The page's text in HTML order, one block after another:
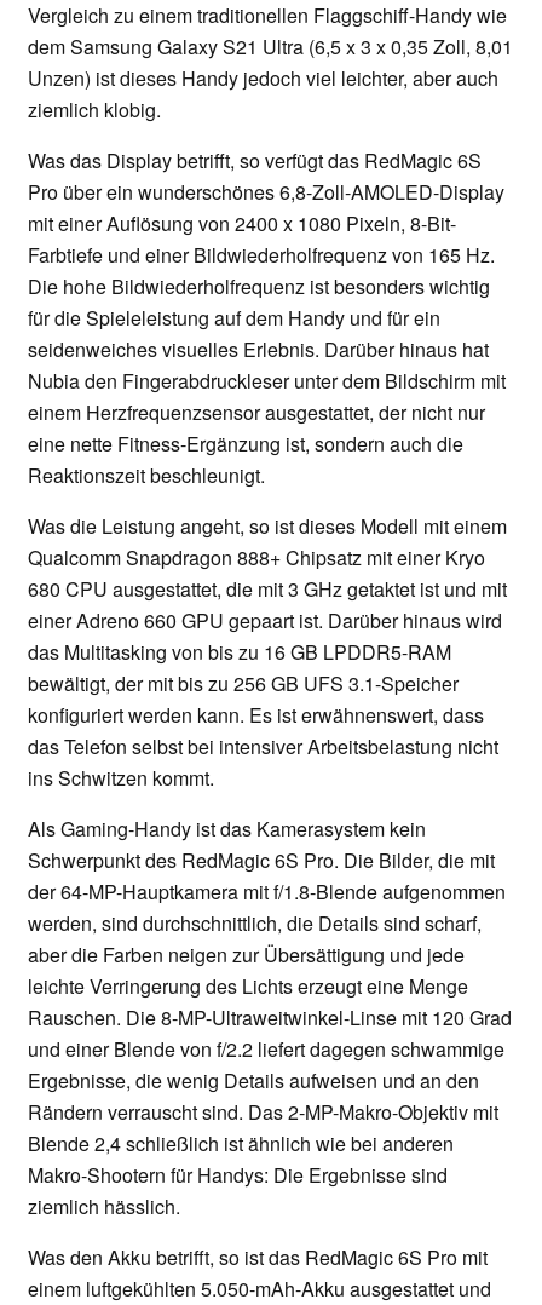
Vergleich zu einem traditionellen Flaggschiff-Handy wie
dem Samsung Galaxy S21 Ultra (6,5 x 3 x 0,35 Zoll, 8,01
Unzen) ist dieses Handy jedoch viel leichter, aber auch
ziemlich klobig.
Was das Display betrifft, so verfügt das RedMagic 6S
Pro über ein wunderschönes 6,8-Zoll-AMOLED-Display
mit einer Auflösung von 2400 x 1080 Pixeln, 8-Bit-
Farbtiefe und einer Bildwiederholfrequenz von 165 Hz.
Die hohe Bildwiederholfrequenz ist besonders wichtig
für die Spieleleistung auf dem Handy und für ein
seidenweiches visuelles Erlebnis. Darüber hinaus hat
Nubia den Fingerabdruckleser unter dem Bildschirm mit
einem Herzfrequenzsensor ausgestattet, der nicht nur
eine nette Fitness-Ergänzung ist, sondern auch die
Reaktionszeit beschleunigt.
Was die Leistung angeht, so ist dieses Modell mit einem
Qualcomm Snapdragon 888+ Chipsatz mit einer Kryo
680 CPU ausgestattet, die mit 3 GHz getaktet ist und mit
einer Adreno 660 GPU gepaart ist. Darüber hinaus wird
das Multitasking von bis zu 16 GB LPDDR5-RAM
bewältigt, der mit bis zu 256 GB UFS 3.1-Speicher
konfiguriert werden kann. Es ist erwähnenswert, dass
das Telefon selbst bei intensiver Arbeitsbelastung nicht
ins Schwitzen kommt.
Als Gaming-Handy ist das Kamerasystem kein
Schwerpunkt des RedMagic 6S Pro. Die Bilder, die mit
der 64-MP-Hauptkamera mit f/1.8-Blende aufgenommen
werden, sind durchschnittlich, die Details sind scharf,
aber die Farben neigen zur Übersättigung und jede
leichte Verringerung des Lichts erzeugt eine Menge
Rauschen. Die 8-MP-Ultraweitwinkel-Linse mit 120 Grad
und einer Blende von f/2.2 liefert dagegen schwammige
Ergebnisse, die wenig Details aufweisen und an den
Rändern verrauscht sind. Das 2-MP-Makro-Objektiv mit
Blende 2,4 schließlich ist ähnlich wie bei anderen
Makro-Shootern für Handys: Die Ergebnisse sind
ziemlich hässlich.
Was den Akku betrifft, so ist das RedMagic 6S Pro mit
einem luftgekühlten 5.050-mAh-Akku ausgestattet und